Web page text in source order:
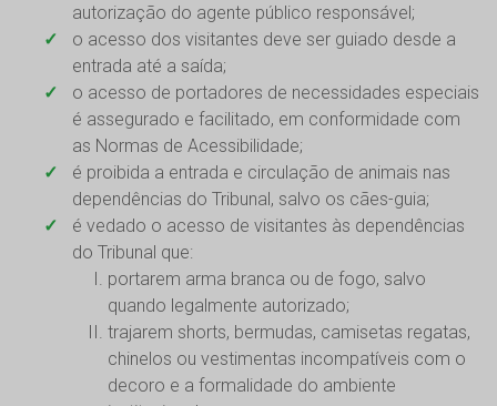
autorização do agente público responsável;
o acesso dos visitantes deve ser guiado desde a
entrada até a saída;
o acesso de portadores de necessidades especiais
é assegurado e facilitado, em conformidade com
as Normas de Acessibilidade;
é proibida a entrada e circulação de animais nas
dependências do Tribunal, salvo os cães-guia;
é vedado o acesso de visitantes às dependências
do Tribunal que:
portarem arma branca ou de fogo, salvo
quando legalmente autorizado;
trajarem shorts, bermudas, camisetas regatas,
chinelos ou vestimentas incompatíveis com o
decoro e a formalidade do ambiente